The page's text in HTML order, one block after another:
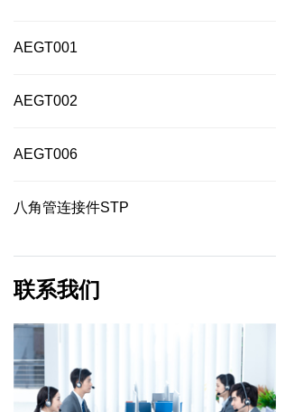
AEGT001
AEGT002
AEGT006
八角管连接件STP
联系我们